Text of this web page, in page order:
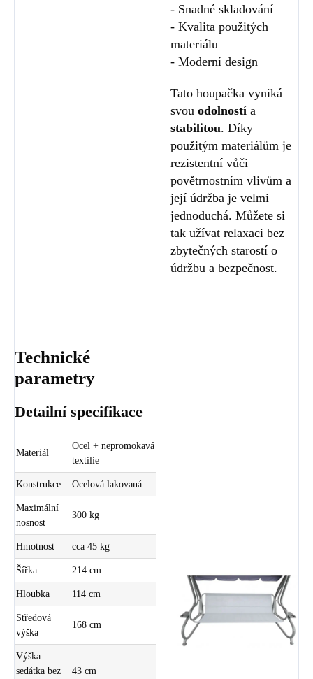
- Snadné skladování
- Kvalita použitých
materiálu
- Moderní design
Tato houpačka vyniká
svou odolnostía
stabilitou. Díky
použitým materiálům je
rezistentní vůči
povětrnostním vlivům a
její údržba je velmi
jednoduchá. Můžete si
tak užívat relaxaci bez
zbytečných starostí o
údržbu a bezpečnost.
Technické
parametry
Detailní specifikace
Materiál
Ocel + nepromokavá
textilie
Konstrukce Ocelová lakovaná
Maximální
nosnost
300 kg
Hmotnost cca 45 kg
Šířka 214 cm
Hloubka 114 cm
Středová
výška
168 cm
Výška
sedátka bez
43 cm